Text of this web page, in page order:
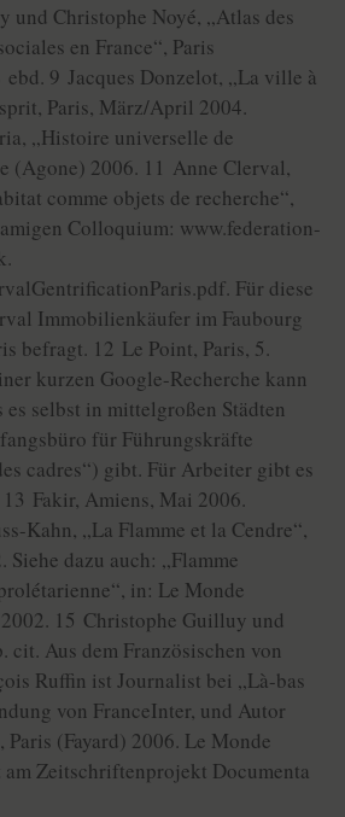
und Christophe Noyé, „Atlas des
en France“, Paris
9 Jacques Donzelot, „La ville à
Paris, März/April 2004.
„Histoire universelle de
(Agone) 2006. 11 Anne Clerval,
comme objets de recherche“,
Colloquium: www.federation-
Für diese
Immobilienkäufer im Faubourg
befragt. 12 Le Point, Paris, 5.
kurzen Google-Recherche kann
es selbst in mittelgroßen Städten
für Führungskräfte
cadres“) gibt. Für Arbeiter gibt es
Fakir, Amiens, Mai 2006.
Kahn, „La Flamme et la Cendre“,
Siehe dazu auch: „Flamme
in: Le Monde
15 Christophe Guilluy und
cit. Aus dem Französischen von
Ruffin ist Journalist bei „Là-bas
von FranceInter, und Autor
(Fayard) 2006. Le Monde
Zeitschriftenprojekt Documenta